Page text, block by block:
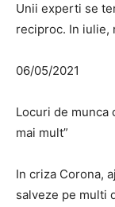
Unii experti se
reciproc. In iulie,
06/05/2021
Locuri de munca
mai mult”
In criza Corona,
salveze pe multi